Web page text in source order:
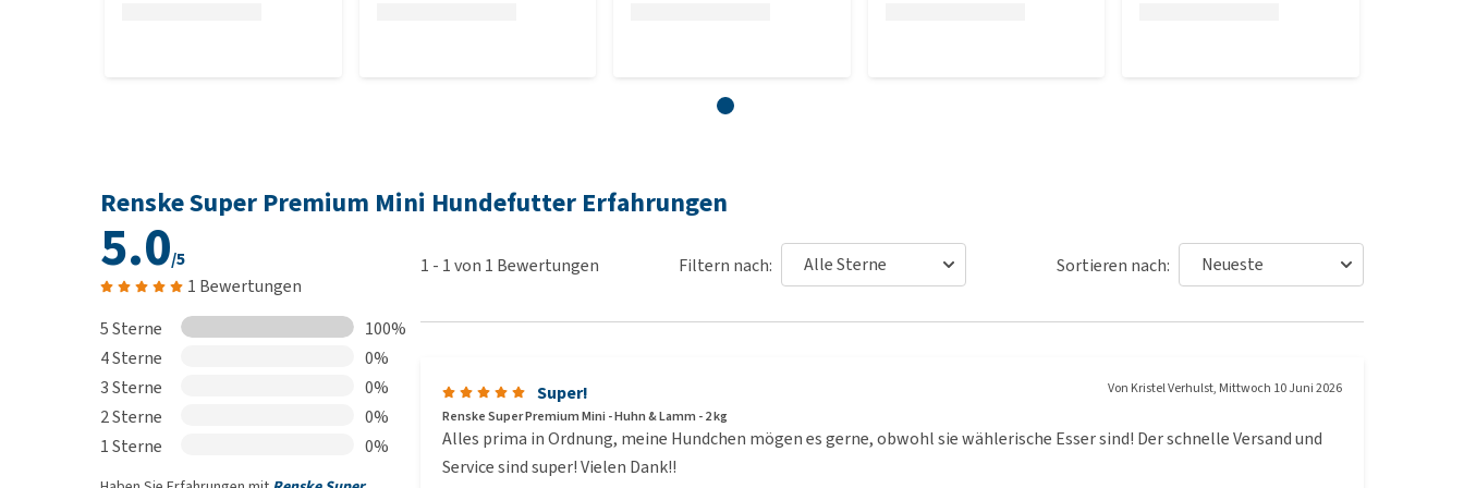
Renske Super Premium Mini Hundefutter Erfahrungen
5.0/5
1 Bewertungen
5 Sterne
100%
4 Sterne
0%
3 Sterne
0%
2 Sterne
0%
1 Sterne
0%
Filtern nach: Sortieren nach:
1 - 1von 1 Bewertungen
Super! Von Kristel Verhulst, Mittwoch 10 Juni 2026
Renske Super Premium Mini - Huhn & Lamm - 2 kg
Alles prima in Ordnung, meine Hundchen mögen es gerne, obwohl sie wählerische Esser sind! Der schnelle Versand und
Service sind super! Vielen Dank!!